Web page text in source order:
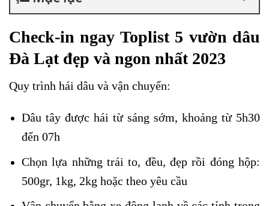
Check-in ngay Toplist 5 vườn dâu
Đà Lạt đẹp và ngon nhất 2023
Quy trình hái dâu và vận chuyển:
Dâu tây được hái từ sáng sớm, khoảng từ 5h30
đến 07h
Chọn lựa những trái to, đều, đẹp rồi đóng hộp:
500gr, 1kg, 2kg hoặc theo yêu cầu